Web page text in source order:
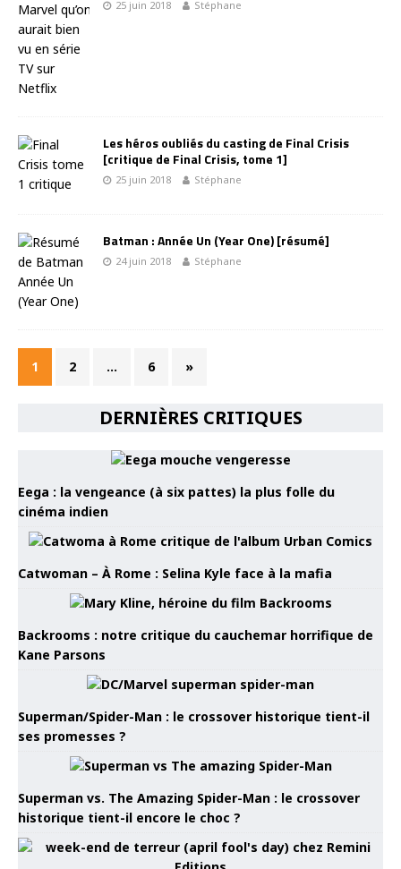
25 juin 2018 Stéphane
Les héros oubliés du casting de Final Crisis
[critique de Final Crisis, tome 1]
25 juin 2018 Stéphane
Batman : Année Un (Year One) [résumé]
24 juin 2018 Stéphane
1 2 … 6 »
DERNIÈRES CRITIQUES
Eega : la vengeance (à six pattes) la plus folle du
cinéma indien
Catwoman – À Rome : Selina Kyle face à la mafia
Backrooms : notre critique du cauchemar horrifique de
Kane Parsons
Superman/Spider-Man : le crossover historique tient-il
ses promesses ?
Superman vs. The Amazing Spider-Man : le crossover
historique tient-il encore le choc ?